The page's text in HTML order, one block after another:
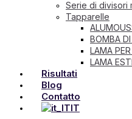
Serie di divisori
Tapparelle
BOMBA
LAMA
LAMA
Risultati
Blog
Contatto
IT